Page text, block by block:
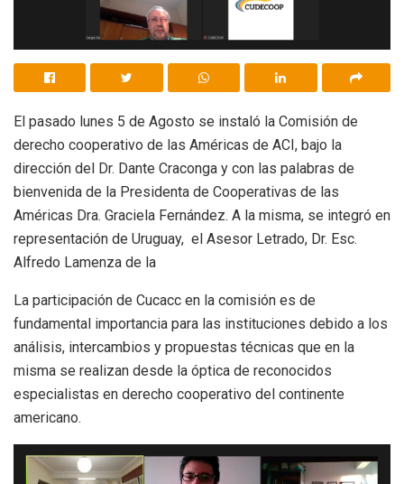
El pasado lunes 5 de Agosto se instaló la Comisión de
derecho cooperativo de las Américas de ACI, bajo la
dirección del Dr. Dante Craconga y con las palabras de
bienvenida de la Presidenta de Cooperativas de las
Américas Dra. Graciela Fernández. A la misma, se integró en
representación de Uruguay, el Asesor Letrado, Dr. Esc.
Alfredo Lamenza de la
La participación de Cucacc en la comisión es de
fundamental importancia para las instituciones debido a los
análisis, intercambios y propuestas técnicas que en la
misma se realizan desde la óptica de reconocidos
especialistas en derecho cooperativo del continente
americano.